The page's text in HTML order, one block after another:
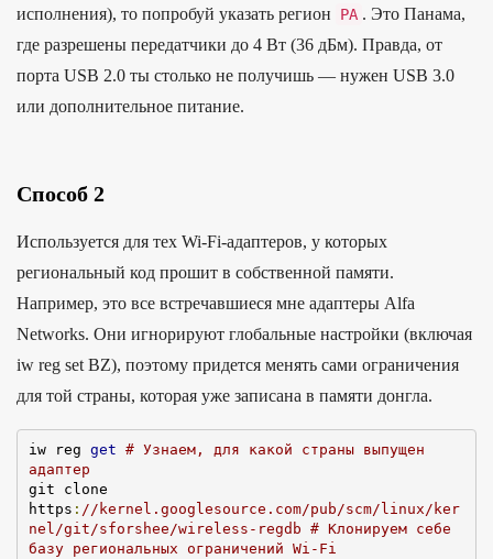
исполнения), то попробуй указать регион
PA . Это Панама,
где разрешены передатчики до 4 Вт (36 дБм). Правда, от
порта USB 2.0 ты столько не получишь — нужен USB 3.0
или дополнительное питание.
Способ 2
Используется для тех Wi-Fi-адаптеров, у которых
региональный код прошит в собственной памяти.
Например, это все встречавшиеся мне адаптеры Alfa
Networks. Они игнорируют глобальные настройки (включая
iw reg set BZ), поэтому придется менять сами ограничения
для той страны, которая уже записана в памяти донгла.
iw reg get # Узнаем, для какой страны выпущен
адаптер
git clone
https : //kernel.googlesource.com/pub/scm/linux/ker
nel/git/sforshee/wireless-regdb # Клонируем себе
базу региональных ограничений Wi-Fi